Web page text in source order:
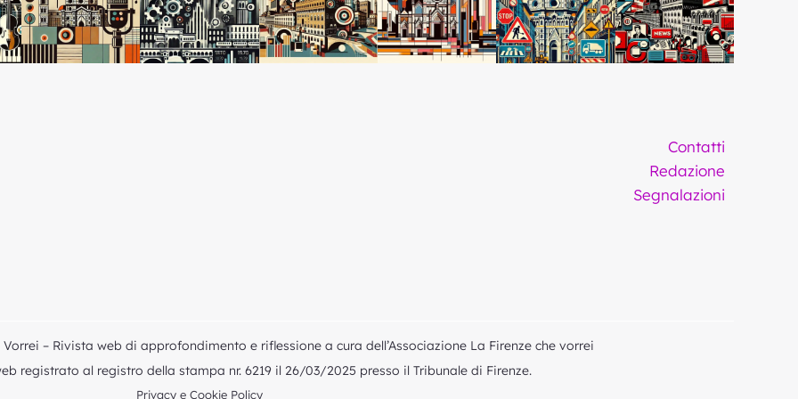
Contatti
Redazione
Segnalazioni
– Rivista web di approfondimento e riflessione a cura dell’Associazione La Firenze che vorrei
registrato al registro della stampa nr. 6219 il 26/03/2025 presso il Tribunale di Firenze.
Privacy e Cookie Policy